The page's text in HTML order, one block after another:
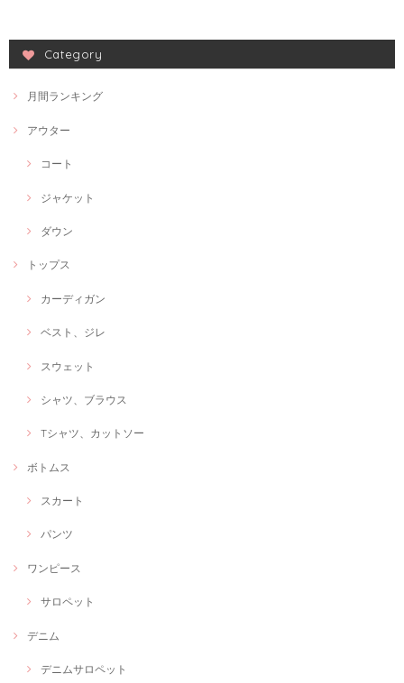
Category
月間ランキング
アウター
コート
ジャケット
ダウン
トップス
カーディガン
ベスト、ジレ
スウェット
シャツ、ブラウス
Tシャツ、カットソー
ボトムス
スカート
パンツ
ワンピース
サロペット
デニム
デニムサロペット